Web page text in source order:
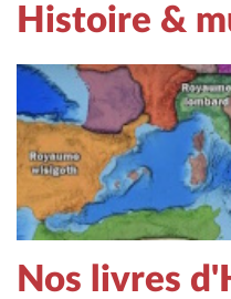
Histoire &
Nos livres